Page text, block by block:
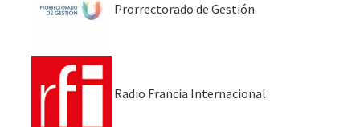
Prorrectorado de Gestión
Radio Francia Internacional